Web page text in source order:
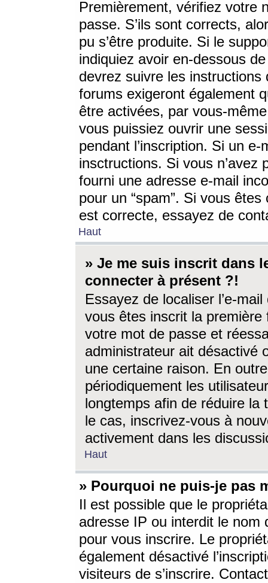
Premièrement, vérifiez votre
passe. S’ils sont corrects,
pu s’être produite. Si le
indiquiez avoir en-dessous
devrez suivre les
forums exigeront également
être activées, par vous-
vous puissiez ouvrir une
pendant l’inscription. Si un
insctructions. Si vous n’avez
fourni une adresse e-mail
pour un “spam”. Si vous
est correcte, essayez de
Haut
» Je me suis inscrit dans
connecter à présent ?!
Essayez de localiser l’e-
vous êtes inscrit la première
votre mot de passe et
administrateur ait désactivé
une certaine raison. En
périodiquement les
longtemps afin de réduire la
le cas, inscrivez-vous à
activement dans les
Haut
» Pourquoi ne puis-je pas
Il est possible que le
adresse IP ou interdit le nom
pour vous inscrire. Le
également désactivé
visiteurs de s’inscrire.